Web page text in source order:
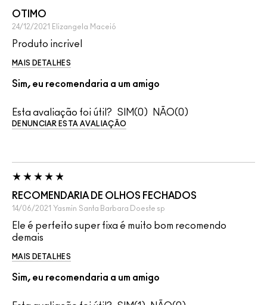
OTIMO
24/12/2021 Elizangela Maceió
Produto incrivel
MAIS DETALHES
Sim, eu recomendaria a um amigo
Esta avaliação foi útil? 0 0
DENUNCIAR ESTA AVALIAÇÃO
RECOMENDARIA DE OLHOS FECHADOS
14/06/2021 Yasmin Santa Barbara Doeste sp
Ele é perfeito super fixa é muito bom recomendo
demais
MAIS DETALHES
Sim, eu recomendaria a um amigo